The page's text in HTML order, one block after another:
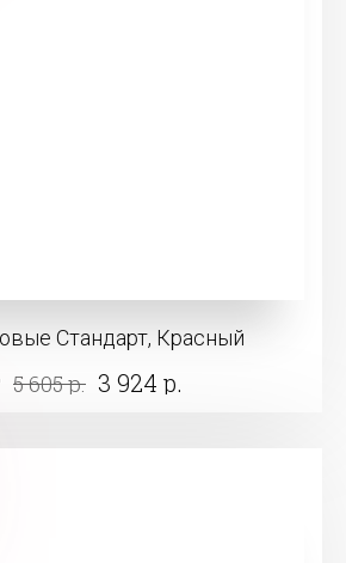
Стандарт, Красный
5 605 р. 3 924 р.